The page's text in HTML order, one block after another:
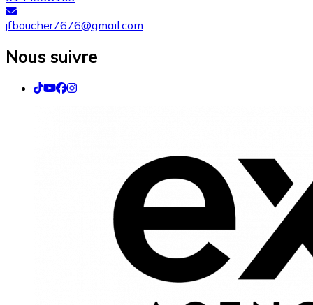
jfboucher7676@gmail.com
Nous suivre